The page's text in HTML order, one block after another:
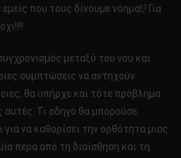
που τους δίνουμε νόημα!;! Για
μεταξύ του νου και
συμπτώσεις να αντηχούν
θα υπήρχε και τότε πρόβλημα
αυτές. Τι οδηγό θα μπορούσε
να καθορίσει την ορθότητα μιας
πέρα από τη διαίσθηση και τη